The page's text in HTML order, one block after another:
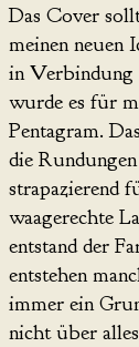
Das Cover
meinen neuen
in Verbindung
wurde es für
Pentagram.
die
strapazierend
waagerechte
entstand der
entstehen
immer ein
nicht über